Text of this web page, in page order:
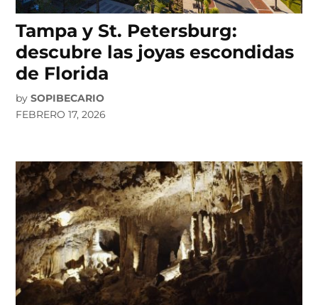
Tampa y St. Petersburg:
descubre las joyas escondidas
de Florida
by SOPIBECARIO
FEBRERO 17, 2026